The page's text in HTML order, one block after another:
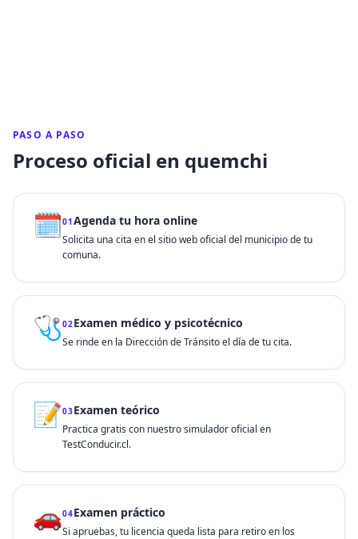
PASO A PASO
Proceso oficial en quemchi
🗓️01Agenda tu hora online
Solicita una cita en el sitio web oficial del municipio de tu
comuna.
🩺02Examen médico y psicotécnico
Se rinde en la Dirección de Tránsito el día de tu cita.
📝03Examen teórico
Practica gratis con nuestro simulador oficial en
TestConducir.cl.
🚗04Examen práctico
Si apruebas, tu licencia queda lista para retiro en los